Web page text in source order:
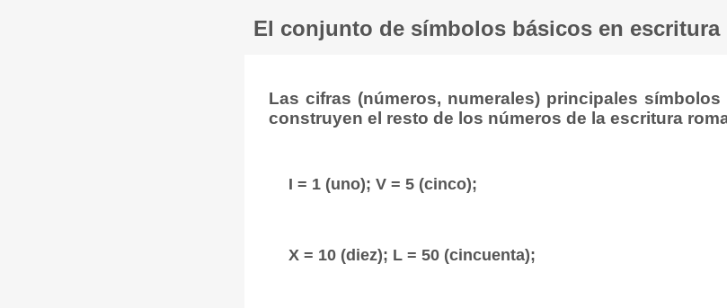
El conjunto de símbolos básicos en escritura
Las cifras (números, numerales) principales
construyen el resto de los números de la escritura
I = 1 (uno); V = 5 (cinco);
X = 10 (diez); L = 50 (cincuenta);